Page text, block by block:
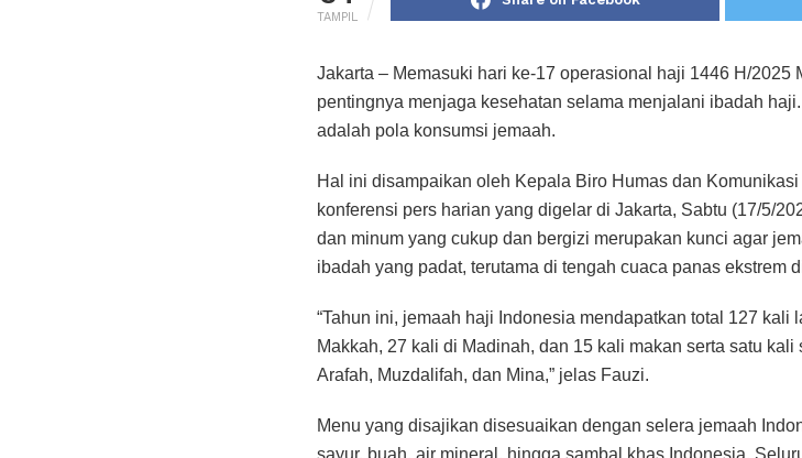
TAMPIL
Jakarta – Memasuki hari ke-17 operasional haji 1446 H/2025
pentingnya menjaga kesehatan selama menjalani ibadah
adalah pola konsumsi jemaah.
Hal ini disampaikan oleh Kepala Biro Humas dan
konferensi pers harian yang digelar di Jakarta, Sabtu (17/5/
dan minum yang cukup dan bergizi merupakan kunci agar
ibadah yang padat, terutama di tengah cuaca panas ekstrem
“Tahun ini, jemaah haji Indonesia mendapatkan total 127
Makkah, 27 kali di Madinah, dan 15 kali makan serta satu
Arafah, Muzdalifah, dan Mina,” jelas Fauzi.
Menu yang disajikan disesuaikan dengan selera jemaah
sayur, buah, air mineral, hingga sambal khas Indonesia.